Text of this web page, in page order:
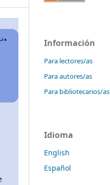
Información
Para lectores/as
Para autores/as
Para bibliotecarios/as
Idioma
English
Español